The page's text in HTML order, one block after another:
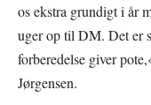
os ekstra grundigt i år
uger op til DM. Det er
forberedelse giver
Jørgensen.